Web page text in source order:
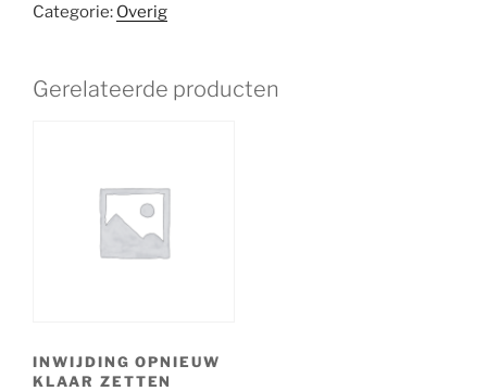
Categorie: Overig
Gerelateerde producten
INWIJDING OPNIEUW
KLAAR ZETTEN